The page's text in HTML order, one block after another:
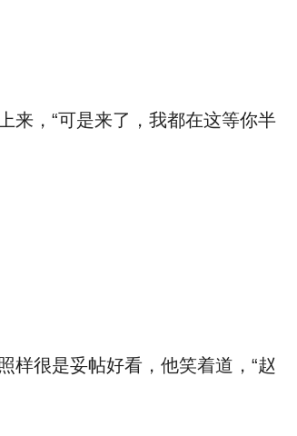
来，“可是来了，我都在这等你半
很是妥帖好看，他笑着道，“赵